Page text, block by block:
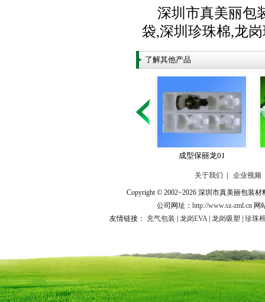
深圳市真美丽包
袋,深圳珍珠棉,龙
了解其他产品
成型保丽龙01
关于我们 企业视频
Copyright © 2002~2026 深圳市真美丽包装
公司网址： http://www.sz-zml.cn 网
友情链接： 充气包装 龙岗EVA| 龙岗吸塑 珍珠